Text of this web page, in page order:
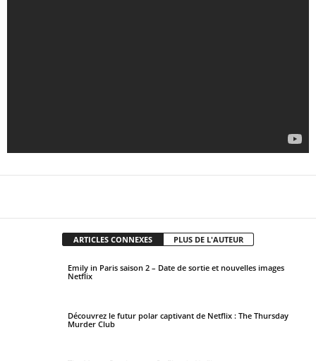
ARTICLES CONNEXES PLUS DE L'AUTEUR
Emily in Paris saison 2 – Date de sortie et nouvelles images
Netflix
Découvrez le futur polar captivant de Netflix : The Thursday
Murder Club